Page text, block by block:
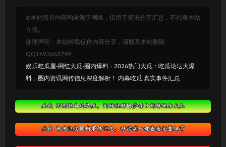
©本站所有内容均来源于网络，仅用于资讯分享汇总，不代表本站
立场。
处理声明：本站转载仅作内容分享，请联系本站删除
QQ1693663749。
娱乐吃瓜屋-网红大瓜-圈内爆料 » 2026热门大瓜：吃瓜论坛大爆
料，圈内资讯网传信息深度解析！ 内幕吃瓜 真实事件汇总